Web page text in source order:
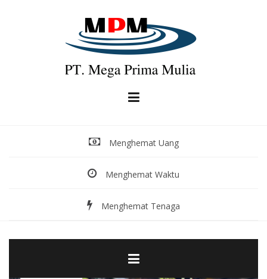
Menghemat Uang
Menghemat Waktu
Menghemat Tenaga